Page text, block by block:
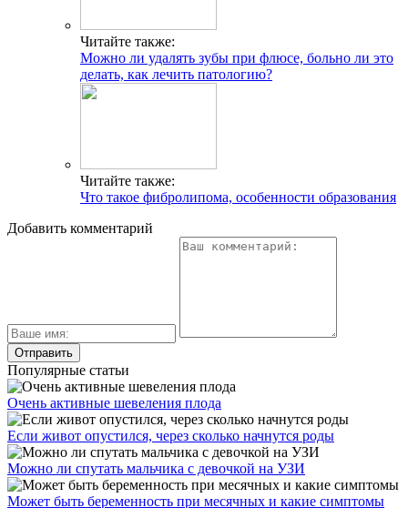
Читайте также:
Можно ли удалять зубы при флюсе, больно ли это
делать, как лечить патологию?
Читайте также:
Что такое фибролипома, особенности образования
Добавить комментарий
Популярные статьи
Очень активные шевеления плода
Если живот опустился, через сколько начнутся роды
Можно ли спутать мальчика с девочкой на УЗИ
Может быть беременность при месячных и какие симптомы